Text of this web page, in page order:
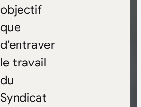
objectif
que
d’entraver
le travail
du
Syndicat